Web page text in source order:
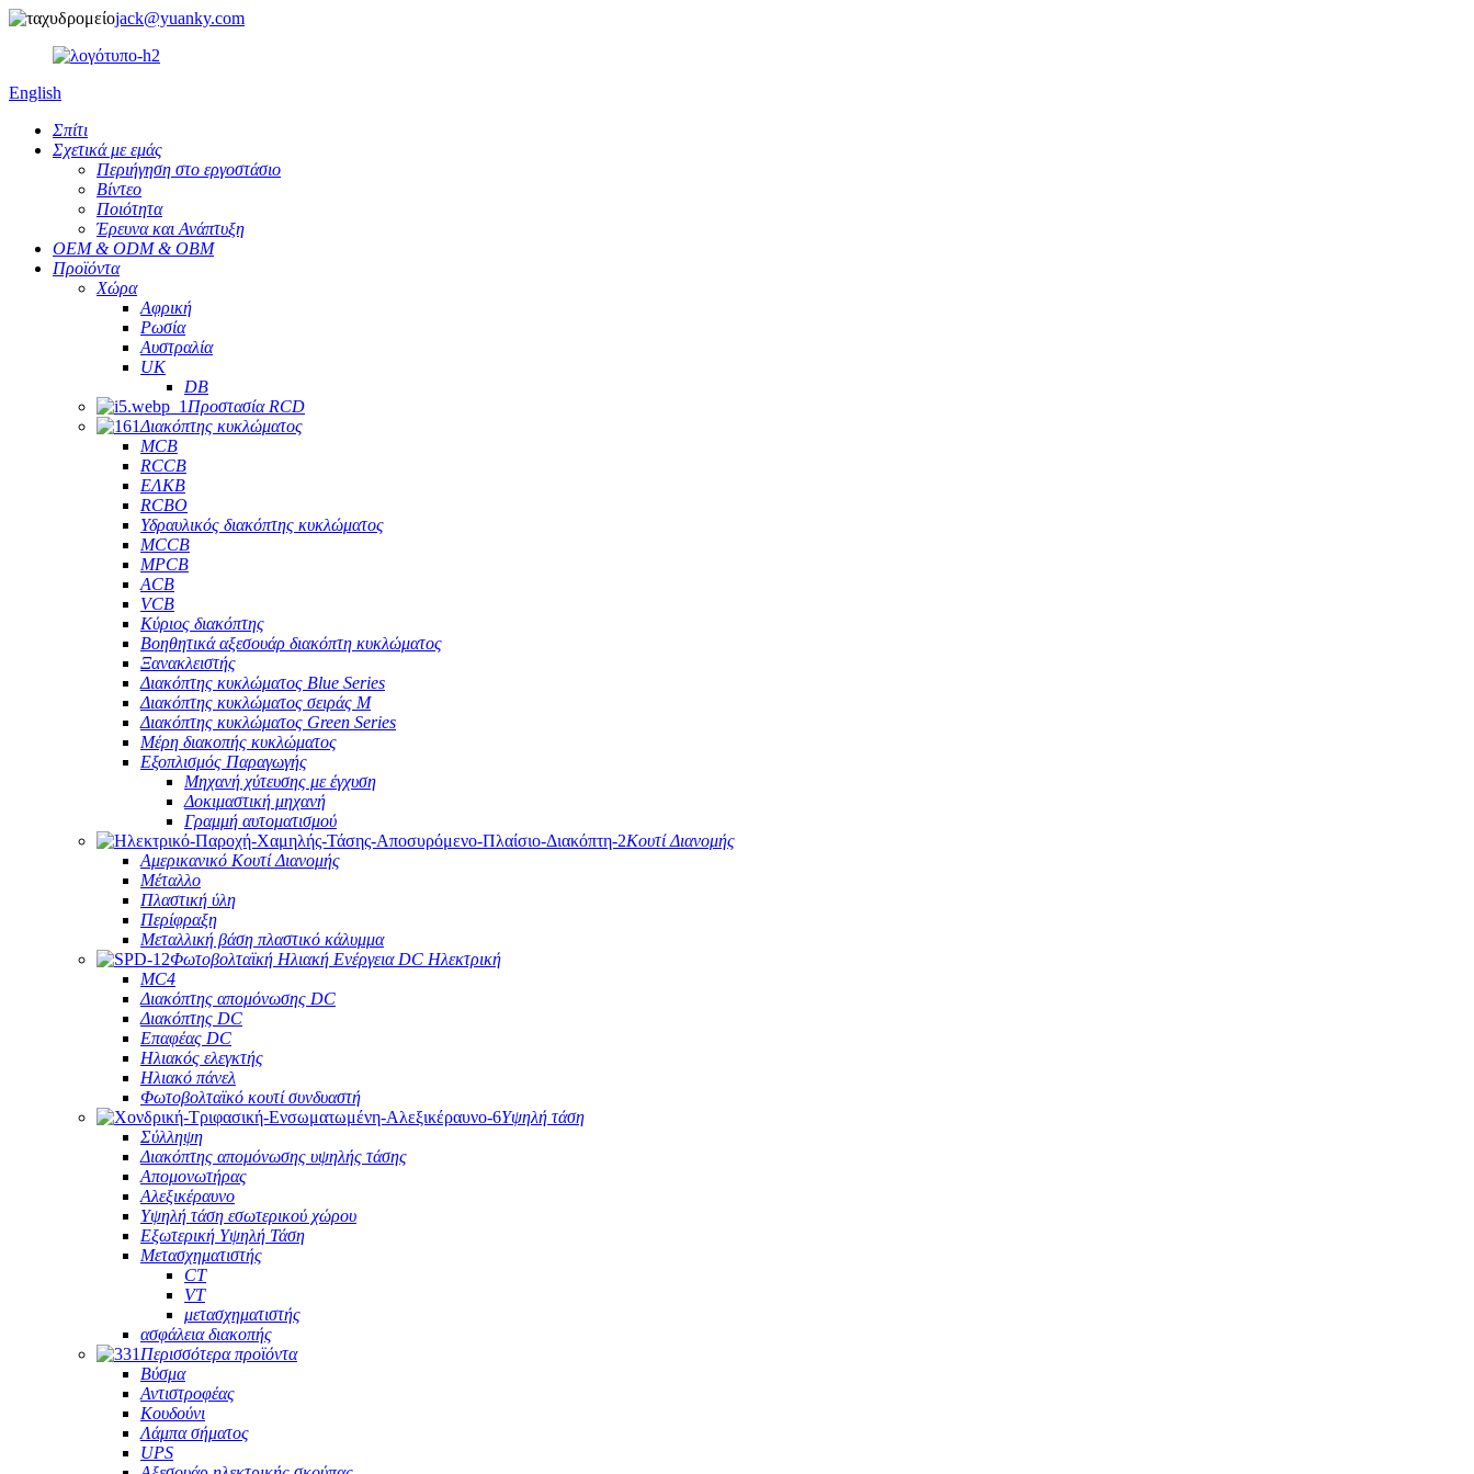
jack@yuanky.com
English
Σπίτι
Σχετικά με εμάς
Περιήγηση στο εργοστάσιο
Βίντεο
Ποιότητα
Έρευνα και Ανάπτυξη
OEM & ODM & OBM
Προϊόντα
Χώρα
Αφρική
Ρωσία
Αυστραλία
UK
DB
Προστασία RCD
Διακόπτης κυκλώματος
MCB
RCCB
ΕΛΚΒ
RCBO
Υδραυλικός διακόπτης κυκλώματος
MCCB
MPCB
ACB
VCB
Κύριος διακόπτης
Βοηθητικά αξεσουάρ διακόπτη κυκλώματος
Ξανακλειστής
Διακόπτης κυκλώματος Blue Series
Διακόπτης κυκλώματος σειράς M
Διακόπτης κυκλώματος Green Series
Μέρη διακοπής κυκλώματος
Εξοπλισμός Παραγωγής
Μηχανή χύτευσης με έγχυση
Δοκιμαστική μηχανή
Γραμμή αυτοματισμού
Κουτί Διανομής
Αμερικανικό Κουτί Διανομής
Μέταλλο
Πλαστική ύλη
Περίφραξη
Μεταλλική βάση πλαστικό κάλυμμα
Φωτοβολταϊκή Ηλιακή Ενέργεια DC Ηλεκτρική
MC4
Διακόπτης απομόνωσης DC
Διακόπτης DC
Επαφέας DC
Ηλιακός ελεγκτής
Ηλιακό πάνελ
Φωτοβολταϊκό κουτί συνδυαστή
Υψηλή τάση
Σύλληψη
Διακόπτης απομόνωσης υψηλής τάσης
Απομονωτήρας
Αλεξικέραυνο
Υψηλή τάση εσωτερικού χώρου
Εξωτερική Υψηλή Τάση
Μετασχηματιστής
CT
VT
μετασχηματιστής
ασφάλεια διακοπής
Περισσότερα προϊόντα
Βύσμα
Αντιστροφέας
Κουδούνι
Λάμπα σήματος
UPS